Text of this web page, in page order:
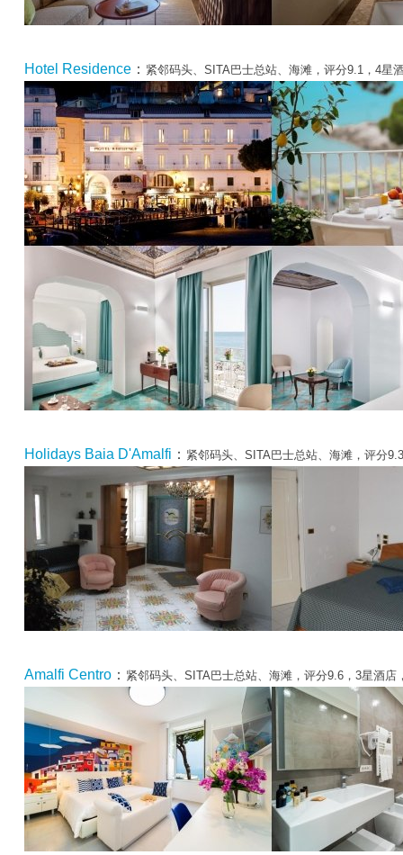
Hotel Residence ： 紧邻码头、SITA巴士总站、海滩，评分9.1，4星
Holidays Baia D'Amalfi ： 紧邻码头、SITA巴士总站、海滩，评分
Amalfi Centro ： 紧邻码头、SITA巴士总站、海滩，评分9.6，3星酒店